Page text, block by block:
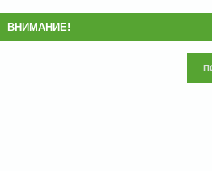
ВНИМАНИЕ!